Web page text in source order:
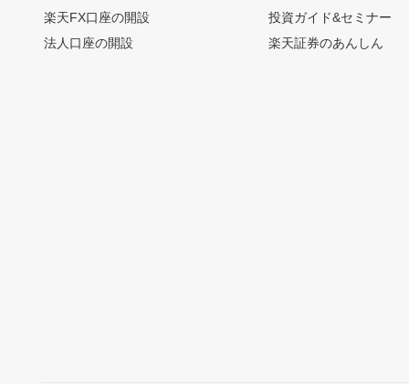
楽天FX口座の開設
法人口座の開設
投資ガイド&セミナー
楽天証券のあんしん